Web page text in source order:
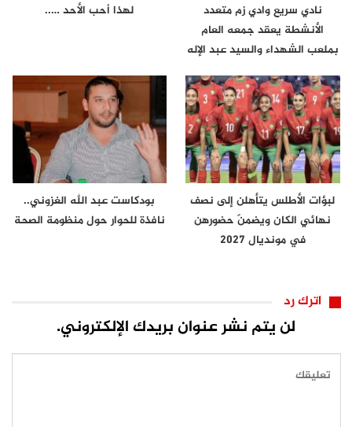
نادي سريع وادي زم متعدد
الأنشطة يعقد جمعه العام
بملعب الشهداء والسيد عبد الإله
لهذا أحب الأحد …..
لبؤات الأطلس يتأهلن إلى نصف
نهائي الكان ويضمنّ حضورهن
في مونديال 2027
بودكاست عبد الله الغزوني..
نافذة للحوار حول منظومة الصحة
اترك رد
لن يتم نشر عنوان بريدك الإلكتروني.